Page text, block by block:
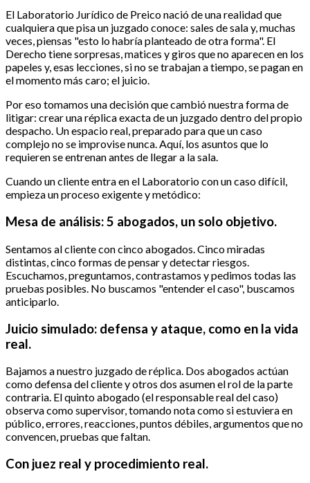
El Laboratorio Jurídico de Preico nació de una realidad que
cualquiera que pisa un juzgado conoce: sales de sala y, muchas
veces, piensas "esto lo habría planteado de otra forma". El
Derecho tiene sorpresas, matices y giros que no aparecen en los
papeles y, esas lecciones, si no se trabajan a tiempo, se pagan en
el momento más caro; el juicio.
Por eso tomamos una decisión que cambió nuestra forma de
litigar: crear una réplica exacta de un juzgado dentro del propio
despacho. Un espacio real, preparado para que un caso
complejo no se improvise nunca. Aquí, los asuntos que lo
requieren se entrenan antes de llegar a la sala.
Cuando un cliente entra en el Laboratorio con un caso difícil,
empieza un proceso exigente y metódico:
Mesa de análisis: 5 abogados, un solo objetivo.
Sentamos al cliente con cinco abogados. Cinco miradas
distintas, cinco formas de pensar y detectar riesgos.
Escuchamos, preguntamos, contrastamos y pedimos todas las
pruebas posibles. No buscamos "entender el caso", buscamos
anticiparlo.
Juicio simulado: defensa y ataque, como en la vida
real.
Bajamos a nuestro juzgado de réplica. Dos abogados actúan
como defensa del cliente y otros dos asumen el rol de la parte
contraria. El quinto abogado (el responsable real del caso)
observa como supervisor, tomando nota como si estuviera en
público, errores, reacciones, puntos débiles, argumentos que no
convencen, pruebas que faltan.
Con juez real y procedimiento real.